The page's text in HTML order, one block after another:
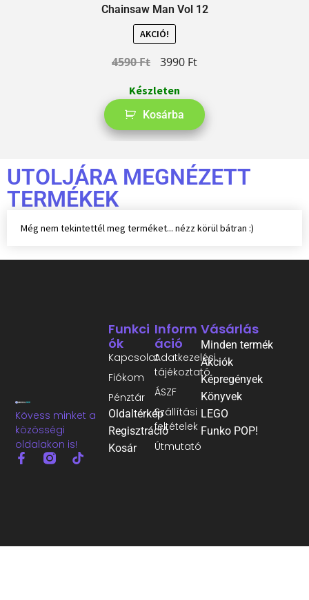
Chainsaw Man Vol 12
AKCIÓ!
4590Ft 3990 Ft
Készleten
Kosárba
UTOLJÁRA MEGNÉZETT
TERMÉKEK
Még nem tekintettél meg terméket... nézz körül bátran :)
Kövess minket a
közösségi
oldalakon is!
Inform
Áció
Adatkezelési
tájékoztató
ÁSZF
Szállítási
feltételek
Útmutató
Funkci
Ók
Kapcsolat
Fiókom
Pénztár
Oldaltérkép
Regisztráció
Kosár
Vásárlás
Minden termék
Akciók
Képregények
Könyvek
LEGO
Funko POP!